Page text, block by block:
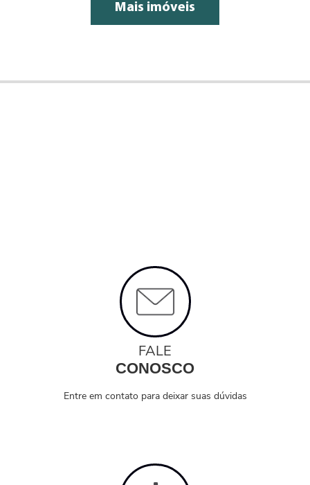
Mais imóveis
FALE
CONOSCO
Entre em contato para deixar suas dúvidas